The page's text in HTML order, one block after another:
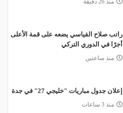
منذ 26 دقيقة
راتب صلاح القياسي يضعه على قمة الأعلى
أجرًا في الدوري التركي
منذ ساعتين
إعلان جدول مباريات "خليجي 27" في جدة
منذ 3 ساعات